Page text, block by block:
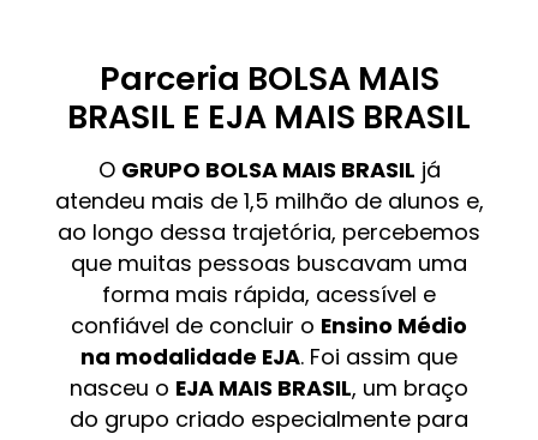
Parceria BOLSA MAIS
BRASIL E EJA MAIS BRASIL
O GRUPO BOLSA MAIS BRASIL já
atendeu mais de 1,5 milhão de alunos e,
ao longo dessa trajetória, percebemos
que muitas pessoas buscavam uma
forma mais rápida, acessível e
confiável de concluir o Ensino Médio
na modalidade EJA. Foi assim que
nasceu o EJA MAIS BRASIL, um braço
do grupo criado especialmente para